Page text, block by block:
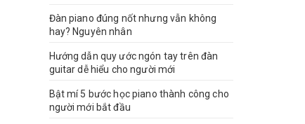
Đàn piano đúng nốt nhưng vẫn không
hay? Nguyên nhân
Hướng dẫn quy ước ngón tay trên đàn
guitar dễ hiểu cho người mới
Bật mí 5 bước học piano thành công cho
người mới bắt đầu